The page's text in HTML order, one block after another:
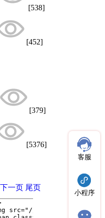
[538]
[452]
[379]
[5376]
客服
小程序
下一页 尾页